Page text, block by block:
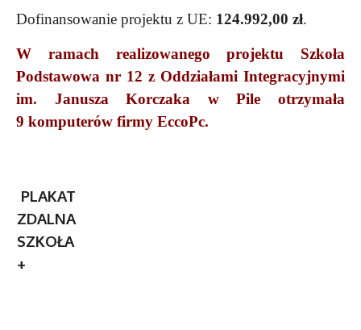
Dofinansowanie projektu z UE: 124.992,00 zł.
W ramach realizowanego projektu Szkoła
Podstawowa nr 12 z Oddziałami Integracyjnymi
im. Janusza Korczaka w Pile otrzymała
9 komputerów firmy EccoPc.
PLAKAT
ZDALNA
SZKOŁA
+